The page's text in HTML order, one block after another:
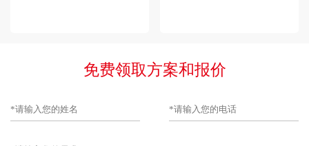
免费领取方案和报价